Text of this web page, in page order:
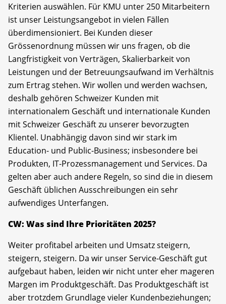
Kriterien auswählen. Für KMU unter 250 Mitarbeitern
ist unser Leistungsangebot in vielen Fällen
überdimensioniert. Bei Kunden dieser
Grössenordnung müssen wir uns fragen, ob die
Langfristigkeit von Verträgen, Skalierbarkeit von
Leistungen und der Betreuungsaufwand im Verhältnis
zum Ertrag stehen. Wir wollen und werden wachsen,
deshalb gehören Schweizer Kunden mit
internationalem Geschäft und internationale Kunden
mit Schweizer Geschäft zu unserer bevorzugten
Klientel. Unabhängig davon sind wir stark im
Education- und Public-Business; insbesondere bei
Produkten, IT-Prozessmanagement und Services. Da
gelten aber auch andere Regeln, so sind die in diesem
Geschäft üblichen Ausschreibungen ein sehr
aufwendiges Unterfangen.
CW: Was sind Ihre Prioritäten 2025?
Weiter profitabel arbeiten und Umsatz steigern,
steigern, steigern. Da wir unser Service-Geschäft gut
aufgebaut haben, leiden wir nicht unter eher mageren
Margen im Produktgeschäft. Das Produktgeschäft ist
aber trotzdem Grundlage vieler Kundenbeziehungen;